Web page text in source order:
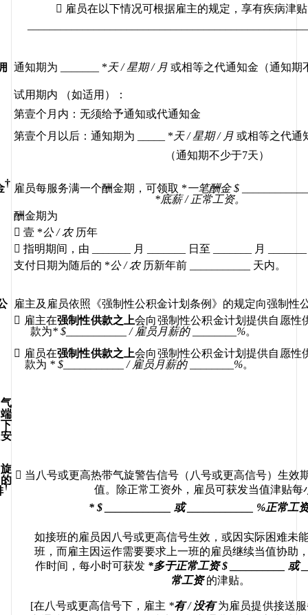
 雇员在以下情况可根据雇主的规定，享有疾病津
通知期为 _______ * 天 / 星期 / 月 或相等之代通知金（通知期
试用期内
（如适用）：
第壹个月内：无须给予通知或代通知金
第壹个月以后：通知期为 _____ * 天 / 星期 / 月 或相等之代通
（通知期不少于7天）
† 雇员每服务满一个酬金期，可领取 *一笔酬金 $
*底薪 / 正常工资。
酬金期为
 壹 *公 / 农 历年
 指明期间，由 月 日至 月
支付日期为随后的 *公 / 农 历新年前 天内。
雇主及雇员依照《强制性公积金计划条例》的规定向强制性
 雇主在强制性供款之上会向强制性公积金计划提供自愿性
款为* $___________ / 雇员月薪的 %。
 雇员在强制性供款之上会向强制性公积金计划提供自愿性
款为 * $ ___________ / 雇员月薪的 %。
†
 当八号或更高热带气旋警告信号（八号或更高信号）生效
值。除正常工资外，雇员可获发当值津贴每
* $ ____________ 或 ____________ %正常工
如接班的雇员因 八号或更高信号生效 ，或因实际困难未
班，而雇主因运作需要要求上一班的雇员继续当值协助
作时间，每小时可获发 *多于正常工资 $ __________ 或
常工资 的津贴。
[在八号或更高信号下 ， 雇主 *有 / 没有 为雇员提供接送